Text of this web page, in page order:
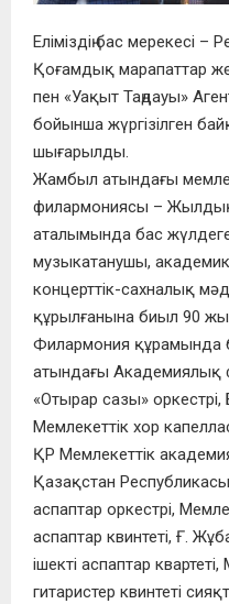
Еліміздің бас мерекесі –
Қоғамдық марапаттар
пен «Уақыт Таңдауы»
бойынша жүргізілген
шығарылды.
Жамбыл атындағы
филармониясы – Жылдың
аталымында бас
музыкатанушы,
концерттік-сахналық
құрылғанына биыл 90
Филармония құрамында
атындағы Академиялық
«Отырар сазы»
Мемлекеттік хор
ҚР Мемлекеттік
Қазақстан
аспаптар оркестрі,
аспаптар квинтеті, Ғ.
ішекті аспаптар
гитаристер квинтеті